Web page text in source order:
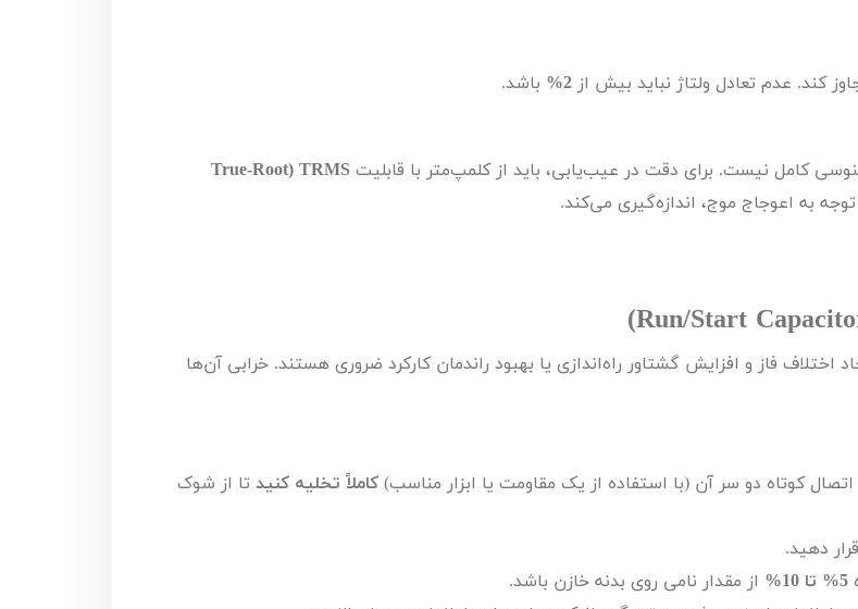
کند. عدم تعادل ولتاژ نباید بیش از2% باشد.
کامل نیست. برای دقت در عیب‌یابی، باید از کلمپ‌متر با قابلیتTRMS
(
True-Root
به اعوجاج موج، اندازه‌گیری می‌کند.
Run/Start
)
اختلاف فاز و افزایش گشتاور راه‌اندازی یا بهبود راندمان کارکرد ضروری هستند. خرابی آن‌ها
اتصال کوتاه دو سر آن (با استفاده از یک مقاومت یا ابزار مناسب)کاملاً تخلیه کنید تا از شوک
دهید.
5% تا 10%
از مقدار نامی روی بدنه خازن باشد.